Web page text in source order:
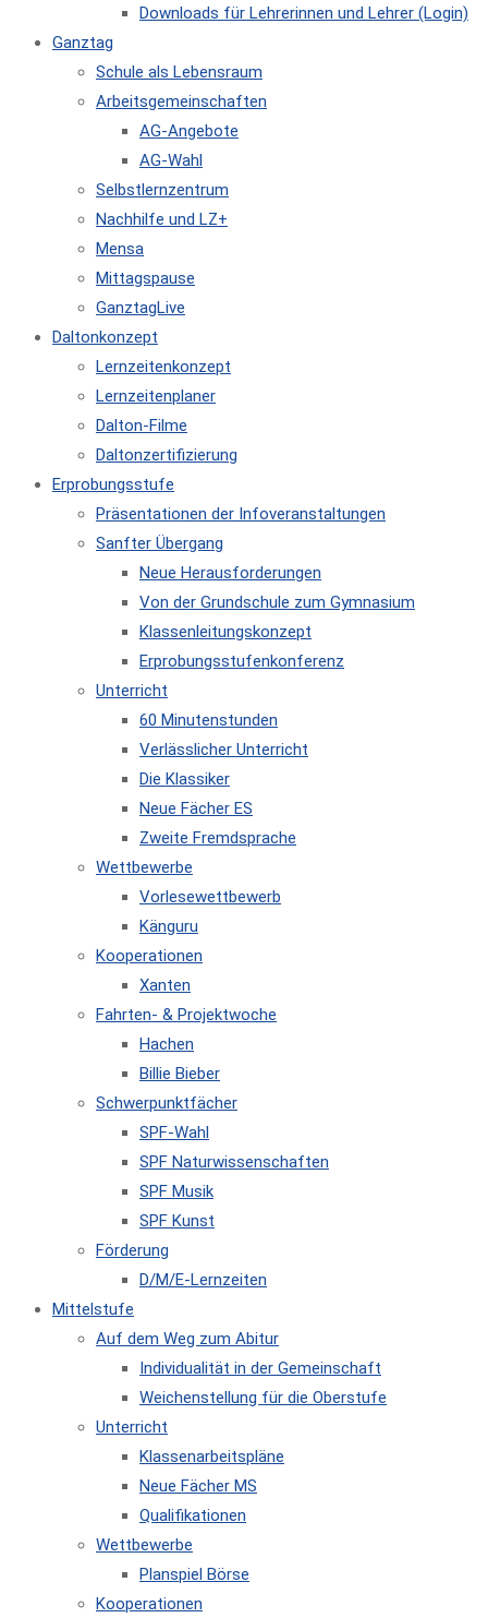
Downloads für Lehrerinnen und Lehrer (Login)
Ganztag
Schule als Lebensraum
Arbeitsgemeinschaften
AG-Angebote
AG-Wahl
Selbstlernzentrum
Nachhilfe und LZ+
Mensa
Mittagspause
GanztagLive
Daltonkonzept
Lernzeitenkonzept
Lernzeitenplaner
Dalton-Filme
Daltonzertifizierung
Erprobungsstufe
Präsentationen der Infoveranstaltungen
Sanfter Übergang
Neue Herausforderungen
Von der Grundschule zum Gymnasium
Klassenleitungskonzept
Erprobungsstufenkonferenz
Unterricht
60 Minutenstunden
Verlässlicher Unterricht
Die Klassiker
Neue Fächer ES
Zweite Fremdsprache
Wettbewerbe
Vorlesewettbewerb
Känguru
Kooperationen
Xanten
Fahrten- & Projektwoche
Hachen
Billie Bieber
Schwerpunktfächer
SPF-Wahl
SPF Naturwissenschaften
SPF Musik
SPF Kunst
Förderung
D/M/E-Lernzeiten
Mittelstufe
Auf dem Weg zum Abitur
Individualität in der Gemeinschaft
Weichenstellung für die Oberstufe
Unterricht
Klassenarbeitspläne
Neue Fächer MS
Qualifikationen
Wettbewerbe
Planspiel Börse
Kooperationen